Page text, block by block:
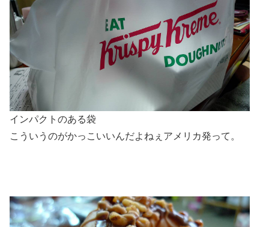
インパクトのある袋
こういうのがかっこいいんだよねぇアメリカ発って。